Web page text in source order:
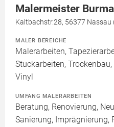
Malermeister Burma
Kaltbachstr.28, 56377 Nassau
MALER BEREICHE
Malerarbeiten,
Stuckarbeiten,
Vinyl
UMFANG MALERARBEITEN
Beratung, Renovierung,
Sanierung, Imprägnierung,